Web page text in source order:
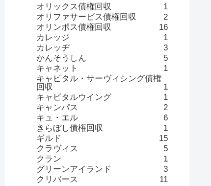
オリックス債権回収
1
オリファサービス債権回収
2
オリンポス債権回収
16
カレッジ
1
カレッヂ
3
かんそうしん
5
キャネット
1
キャピタル・サーヴィシング債権
回収
1
キャピタルウイング
1
キャンパス
2
キュ・エル
6
きらぼし債権回収
1
ギルド
15
クラヴィス
5
クラン
1
グリーンアイランド
3
クリバース
11